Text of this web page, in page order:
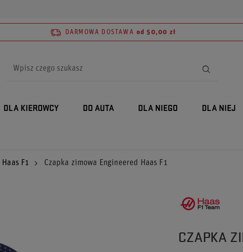
DARMOWA DOSTAWA od 50,00 zł
DLA KIEROWCY DO AUTA DLA NIEGO DLA NIEJ
Haas F1 Czapka zimowa Engineered Haas F1
CZAPKA